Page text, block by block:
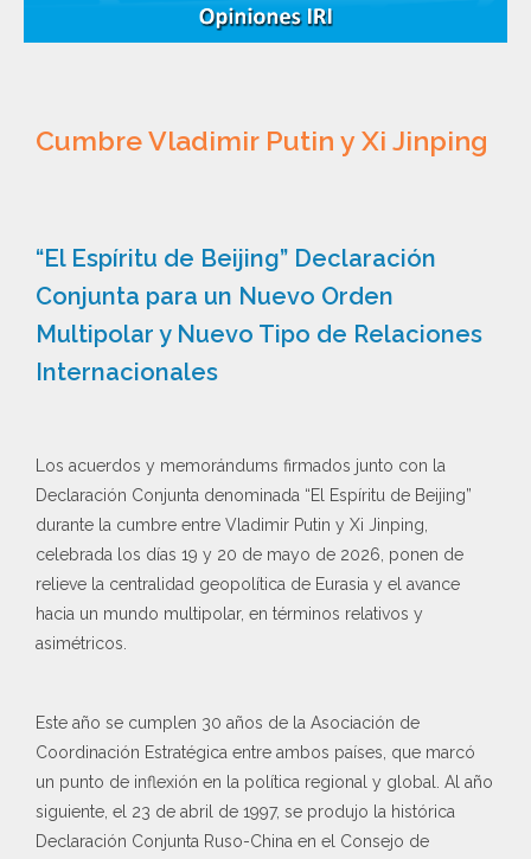
Cumbre Vladimir Putin y Xi Jinping
“El Espíritu de Beijing” Declaración
Conjunta para un Nuevo Orden
Multipolar y Nuevo Tipo de Relaciones
Internacionales
Los acuerdos y memorándums firmados junto con la
Declaración Conjunta denominada “El Espíritu de Beijing”
durante la cumbre entre Vladimir Putin y Xi Jinping,
celebrada los días 19 y 20 de mayo de 2026, ponen de
relieve la centralidad geopolítica de Eurasia y el avance
hacia un mundo multipolar, en términos relativos y
asimétricos.
Este año se cumplen 30 años de la Asociación de
Coordinación Estratégica entre ambos países, que marcó
un punto de inflexión en la política regional y global. Al año
siguiente, el 23 de abril de 1997, se produjo la histórica
Declaración Conjunta Ruso-China en el Consejo de